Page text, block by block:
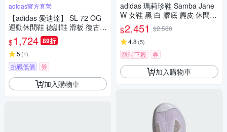
adidas官方直營
【adidas 愛迪達】 SL 72 OG
運動休閒鞋 德訓鞋 滑板 復古
女鞋 - Originals IF1940
$1,724 89折
5 (1)
挑戰低價 券
加入購物車
adidas 瑪莉珍鞋 Samba Jane
W 女鞋 黑 白 膠底 麂皮 休閒鞋
復古 愛迪達 JQ6445
$2,451 $2,580
4.8 (5)
限時下殺 券
加入購物車